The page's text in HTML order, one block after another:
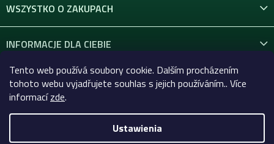
Tento web používá soubory cookie. Dalším procházením
tohoto webu vyjadřujete souhlas s jejich používáním.. Více
informacízde.
Ustawienia
WSZYSTKO O ZAKUPACH
INFORMACJE DLA CIEBIE
KONTAKT